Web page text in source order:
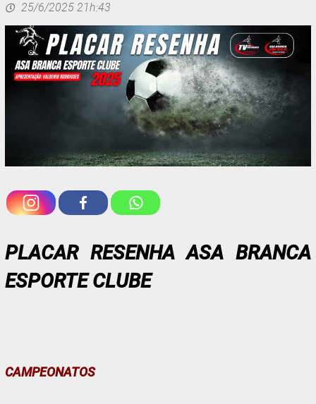
25/6/2025 21h:43
PLACAR RESENHA ASA BRANCA
ESPORTE CLUBE
CAMPEONATOS